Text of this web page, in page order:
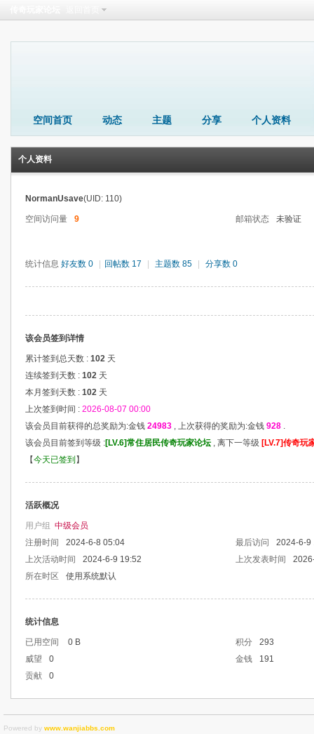
空间首页 动态 主题 分享 个人资料
个人资料
NormanUsave(UID: 110)
空间访问量 9 邮箱状态 未验证
统计信息 好友数 0 回帖数 17 主题数 85 分享数 0
该会员签到详情
累计签到总天数 : 102 天
连续签到天数 : 102 天
本月签到天数 : 102 天
上次签到时间 : 2026-08-07 00:00
该会员目前获得的总奖励为:金钱 24983 , 上次获得的奖励为:金钱 928 .
该会员目前签到等级 :[LV.6]常住居民传奇玩家论坛 , 离下一等级 [LV.7]传奇玩
【今天已签到 】
活跃概况
用户组 中级会员
注册时间
2024-6-8 05:04 最后访问
2024-6-9
上次活动时间
2024-6-9 19:52 上次发表时间
所在时区
使用系统默认
统计信息
已用空间 0 B 积分
293
威望
0 金钱
191
贡献
0
Powered by www.wanjiabbs.com